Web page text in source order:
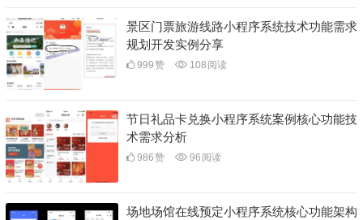
景区门票旅游线路小程序系统技术功能需求
规划开发实例分享
999赞 108 阅读
节日礼品卡兑换小程序系统案例核心功能技
术需求分析
986赞 96 阅读
场地场馆在线预定小程序系统核心功能架构